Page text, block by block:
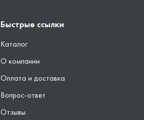
Быстрые ссылки
Каталог
О компании
Оплата и доставка
Вопрос-ответ
Отзывы